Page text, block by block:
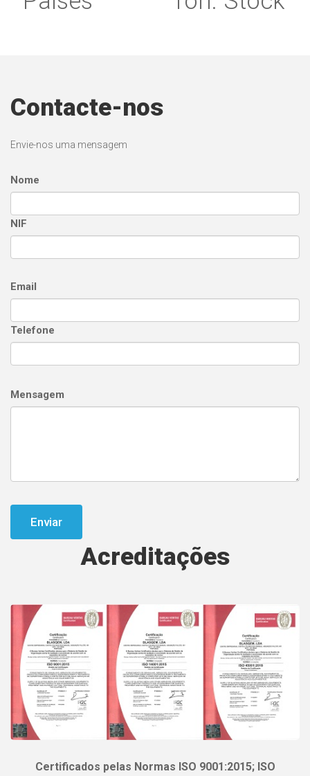
Contacte-nos
Envie-nos uma mensagem
Nome
NIF
Email
Telefone
Mensagem
Enviar
Acreditações
Certificados pelas Normas ISO 9001:2015; ISO